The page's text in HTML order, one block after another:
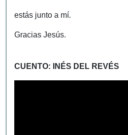
estás junto a mí.
Gracias Jesús.
CUENTO: INÉS DEL REVÉS